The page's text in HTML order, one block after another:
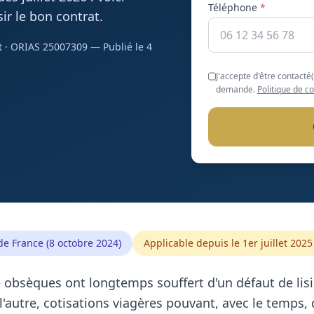
le bon contrat.
ORIAS 25007309 — Publié le 4
Téléphone *
J'accepte d'être
demande. Politique de
France (8 octobre 2024) Applicable depuis le 1er juillet 2025
obsèques ont longtemps souffert d'un défaut de
cotisations viagères pouvant, avec le temps,